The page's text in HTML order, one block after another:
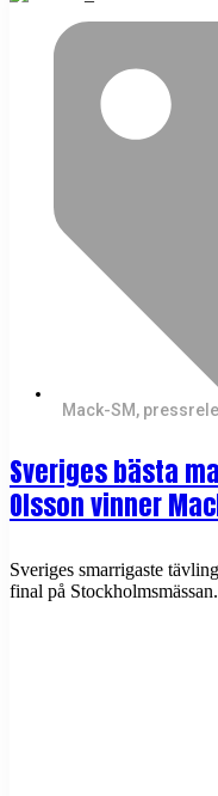
Mack-SM,
Sveriges bästa
Olsson vinner
Sveriges smarrigaste
final på Stockholmsmässan.